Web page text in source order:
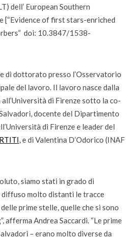
dell’ European Southern
[“Evidence of first stars-enriched
doi: 10.3847/1538-
di dottorato presso l’Osservatorio
del lavoro. Il lavoro nasce dalla
di Firenze sotto la co-
docente del Dipartimento
di Firenze e leader del
, e di Valentina D’Odorico (INAF
siamo stati in grado di
diffuso molto distanti le tracce
prime stelle, quelle che si sono
afferma Andrea Saccardi. “Le prime
– erano molto diverse da